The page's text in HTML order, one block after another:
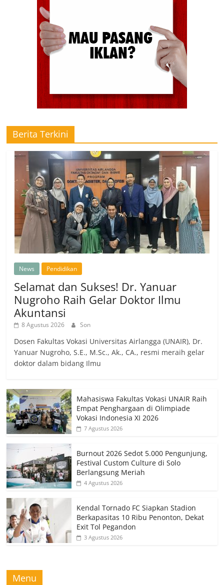
Berita Terkini
News Pendidikan
Selamat dan Sukses! Dr. Yanuar
Nugroho Raih Gelar Doktor Ilmu
Akuntansi
8 Agustus 2026 Son
Dosen Fakultas Vokasi Universitas Airlangga (UNAIR), Dr.
Yanuar Nugroho, S.E., M.Sc., Ak., CA., resmi meraih gelar
doktor dalam bidang Ilmu
Mahasiswa Fakultas Vokasi UNAIR Raih
Empat Penghargaan di Olimpiade
Vokasi Indonesia XI 2026
7 Agustus 2026
Burnout 2026 Sedot 5.000 Pengunjung,
Festival Custom Culture di Solo
Berlangsung Meriah
4 Agustus 2026
Kendal Tornado FC Siapkan Stadion
Berkapasitas 10 Ribu Penonton, Dekat
Exit Tol Pegandon
3 Agustus 2026
Menu